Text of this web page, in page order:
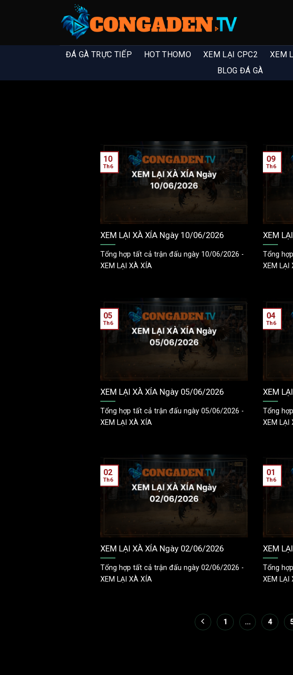
ĐÁ GÀ TRỰC TIẾP HOT THOMO XEM LẠI CPC2 XEM
BLOG ĐÁ GÀ
XEM LẠI XÀ XÍA Ngày 10/06/2026
Tổng hợp tất cả trận đấu ngày 10/06/2026 -
XEM LẠI XÀ XÍA
10
Th6
XEM
Tổng
XEM LẠI
09
Th6
XEM LẠI XÀ XÍA Ngày 05/06/2026
Tổng hợp tất cả trận đấu ngày 05/06/2026 -
XEM LẠI XÀ XÍA
05
Th6
XEM
Tổng
XEM LẠI
04
Th6
XEM LẠI XÀ XÍA Ngày 02/06/2026
Tổng hợp tất cả trận đấu ngày 02/06/2026 -
XEM LẠI XÀ XÍA
02
Th6
XEM
Tổng
XEM LẠI
01
Th6
1 … 4